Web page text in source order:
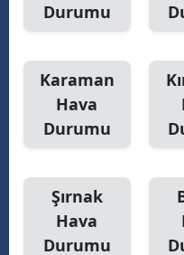
Durumu
Karaman
Hava
Durumu
Şırnak
Hava
Durumu